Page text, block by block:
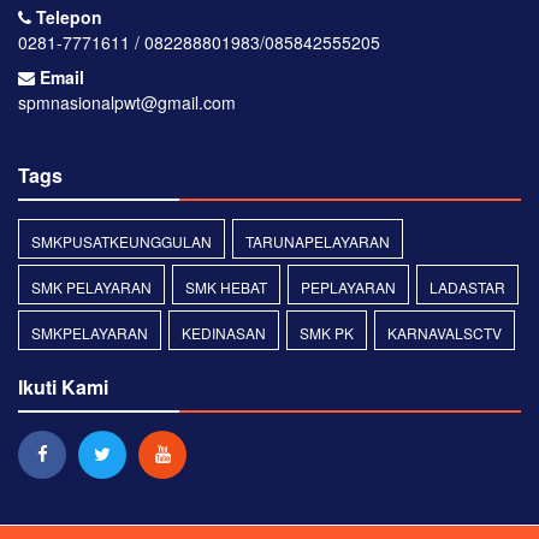
Telepon
0281-7771611 / 082288801983/085842555205
Email
spmnasionalpwt@gmail.com
Tags
SMKPUSATKEUNGGULAN TARUNAPELAYARAN
SMK PELAYARAN SMK HEBAT PEPLAYARAN LADASTAR
SMKPELAYARAN KEDINASAN SMK PK KARNAVALSCTV
Ikuti Kami